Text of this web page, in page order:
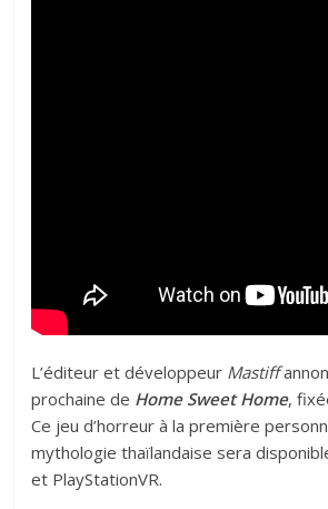
L’éditeur et développeur Mastiff
prochaine de Home Sweet Home,
Ce jeu d’horreur à la première
mythologie thaïlandaise sera
et PlayStationVR.